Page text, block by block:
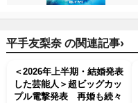
平手友梨奈 の関連記事›
＜2026年上半期・結婚発表
した芸能人＞超ビッグカッ
プル電撃発表 再婚も続々